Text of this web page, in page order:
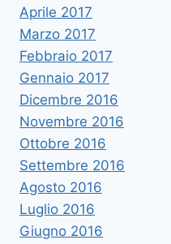
Aprile 2017
Marzo 2017
Febbraio 2017
Gennaio 2017
Dicembre 2016
Novembre 2016
Ottobre 2016
Settembre 2016
Agosto 2016
Luglio 2016
Giugno 2016